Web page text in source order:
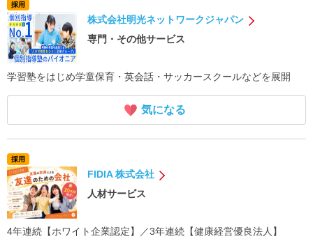
採用
株式会社明光ネットワークジャパン
専門・その他サービス
学習塾をはじめ学童保育・英会話・サッカースクールなどを展開
気になる
採用
FIDIA 株式会社
人材サービス
4年連続【ホワイト企業認定】／3年連続【健康経営優良法人】